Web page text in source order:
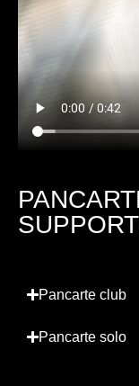
Pancarte club
Pancarte solo